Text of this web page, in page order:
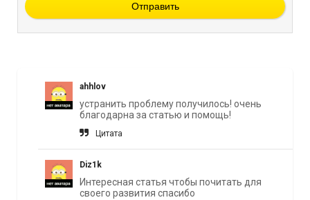
Отправить
ahhlov
устранить проблему получилось! очень
благодарна за статью и помощь!
Цитата
Diz1k
Интересная статья чтобы почитать для
своего развития спасибо